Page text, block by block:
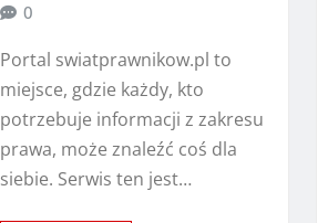
0
Portal swiatprawnikow.pl to
miejsce, gdzie każdy, kto
potrzebuje informacji z zakresu
prawa, może znaleźć coś dla
siebie. Serwis ten jest…